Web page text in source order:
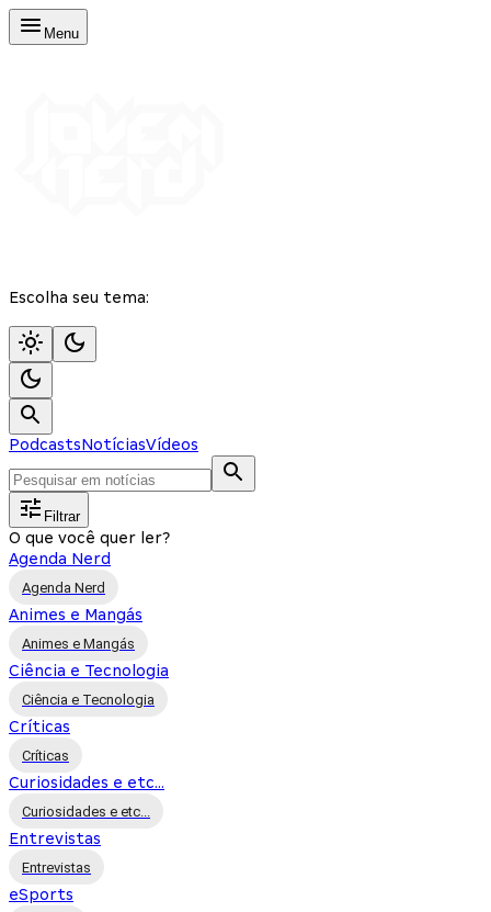
Menu
Escolha seu tema:
PodcastsNotíciasVídeos
Filtrar
O que você quer ler?
Agenda Nerd
Agenda Nerd
Animes e Mangás
Animes e Mangás
Ciência e Tecnologia
Ciência e Tecnologia
Críticas
Críticas
Curiosidades e etc...
Curiosidades e etc...
Entrevistas
Entrevistas
eSports